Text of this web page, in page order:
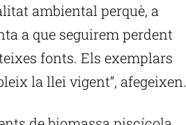
ambiental perquè, a
a que seguirem perdent
fonts. Els exemplars
la llei vigent”, afegeixen.